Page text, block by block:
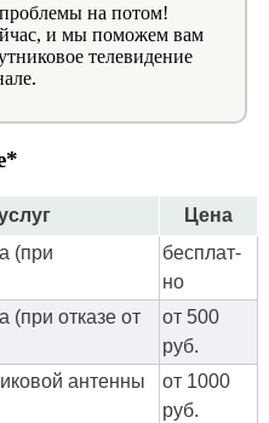
на потом!
и мы поможем вам
телевидение
Цена
(при
бес­плат­
но
(при отказе от
от 500
руб.
антенны
от 1000
руб.